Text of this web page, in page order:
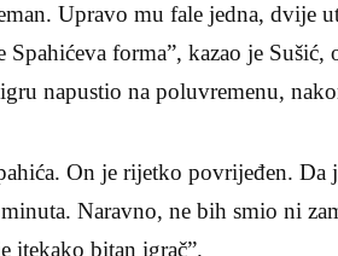
Upravo mu fale jedna, dvije
forma”, kazao je
napustio na poluvremenu,
On je rijetko povrijeđen.
Naravno, ne bih smio ni
itekako bitan igrač”.